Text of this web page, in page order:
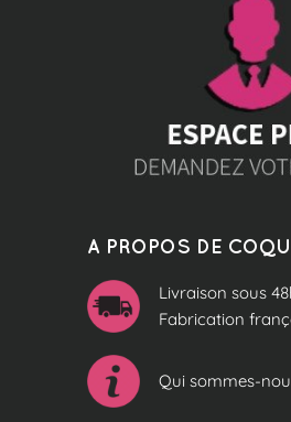
A PROPOS DE
Livraison sous
Fabrication
Qui sommes-